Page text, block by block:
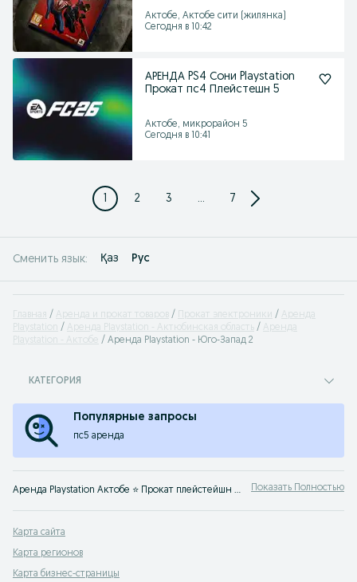
Актобе, Актобе сити (жилянка)
Сегодня в 10:42
АРЕНДА PS4 Сони Playstation
Прокат пс4 Плейстешн 5
Актобе, микрорайон 5
Сегодня в 10:41
1 2 3 ... 7
Сменить язык: Қаз Рус
Главная Аренда и прокат товаров Прокат электроники
Аренда
Playstation
Аренда Playstation - Актюбинская область
Аренда
Playstation - Актобе
Аренда Playstation - Юго-Запад 2
КАТЕГОРИЯ
Популярные запросы
пс5 аренда
Аренда Playstation Актобе ⭐ Прокат плейстейшн по лучшим ценам ✔️ Легко и просто подобрать приставку напрокат можно на OLX.kz! Показать Полностью
Карта сайта
Карта регионов
Карта бизнес-страницы